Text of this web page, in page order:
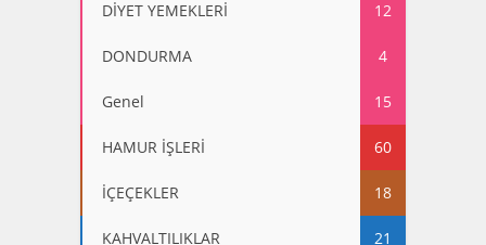
DİYET YEMEKLERİ 12
DONDURMA 4
Genel 15
HAMUR İŞLERİ 60
İÇEÇEKLER 18
KAHVALTILIKLAR 21